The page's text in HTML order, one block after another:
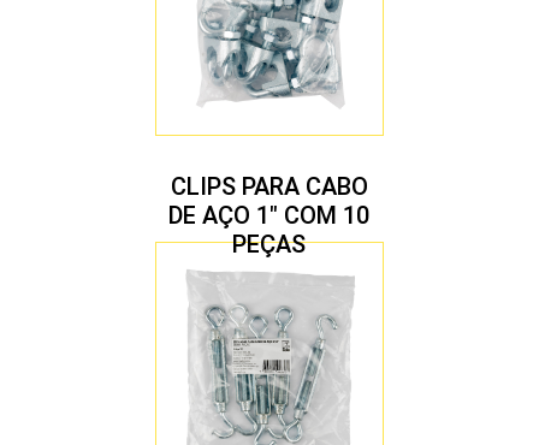
CLIPS PARA CABO
DE AÇO 1″ COM 10
PEÇAS